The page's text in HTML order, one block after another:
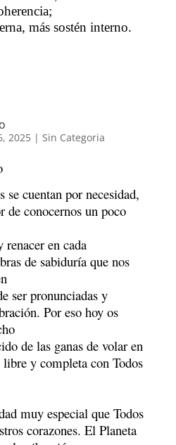
más sostén interno.
2025| Sin Categoria
se cuentan por necesidad,
de conocernos un poco
en cada
de sabiduría que nos
ser pronunciadas y
Por eso hoy os
de las ganas de volar en
y completa con Todos
muy especial que Todos
corazones. El Planeta